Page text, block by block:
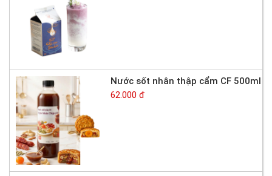
Nước sốt nhân thập cẩm CF 500ml
62.000 đ